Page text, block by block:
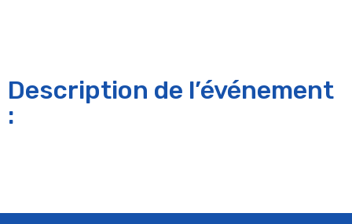
Description de l’événement
: